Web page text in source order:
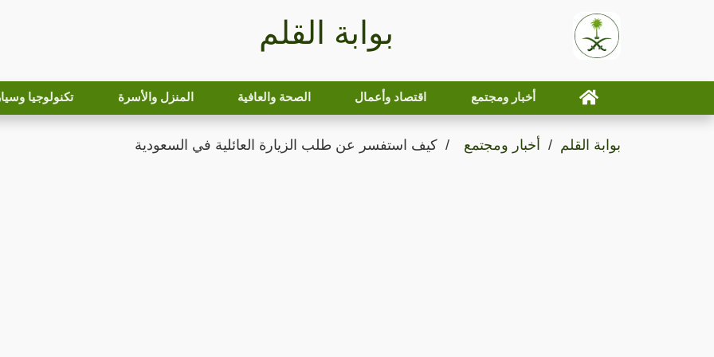
بوابة القلم
أخبار ومجتمع اقتصاد وأعمال الصحة والعافية المنزل والأسرة تكنولوجيا
بوابة القلم أخبار ومجتمع كيف استفسر عن طلب الزيارة العائلية في السعودية